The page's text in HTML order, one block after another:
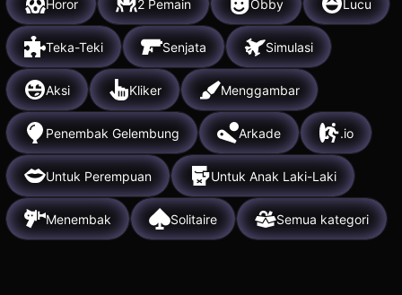
Horor 2 Pemain Obby Lucu
Teka-Teki Senjata Simulasi
Aksi Kliker Menggambar
Penembak Gelembung Arkade .io
Untuk Perempuan Untuk Anak Laki-Laki
Menembak Solitaire Semua kategori